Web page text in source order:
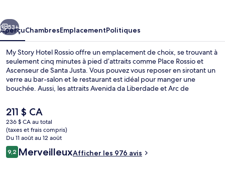
Rossio
Suivant
53+
AperçuChambresEmplacementPolitiques
My Story Hotel Rossio offre un emplacement de choix, se trouvant à
seulement cinq minutes à pied d’attraits comme Place Rossio et
Ascenseur de Santa Justa. Vous pouvez vous reposer en sirotant un
verre au bar-salon et le restaurant est idéal pour manger une
bouchée. Aussi, les attraits Avenida da Liberdade et Arc de
marche. Les autres voyageurs apprécient vraiment le personnel
serviable et l’emplacement. L’hébergement se situe à quelques
minutes de marche du transport en commun : Station de métro
Rossio (Green) est à quelques pas et Station de métro
Restauradores se trouve à 3 minutes.
Le
prix
actuel
est
de 211 $ CA
211 $ CA
236 $ CA au total
(taxes et frais compris)
Du 11 août au 12 août
Avis
9,29,2 sur 10 –
MerveilleuxAfficher les 976 avis